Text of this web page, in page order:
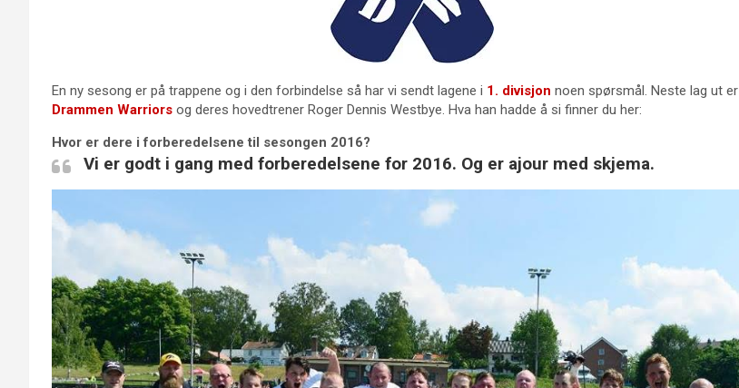
En ny sesong er på trappene og i den forbindelse så har vi sendt lagene i 1. divisjon noen spørsmål. Neste lag ut er
Drammen Warriors og deres hovedtrener Roger Dennis Westbye. Hva han hadde å si finner du her:
Hvor er dere i forberedelsene til sesongen 2016?
Vi er godt i gang med forberedelsene for 2016. Og er ajour med skjema.